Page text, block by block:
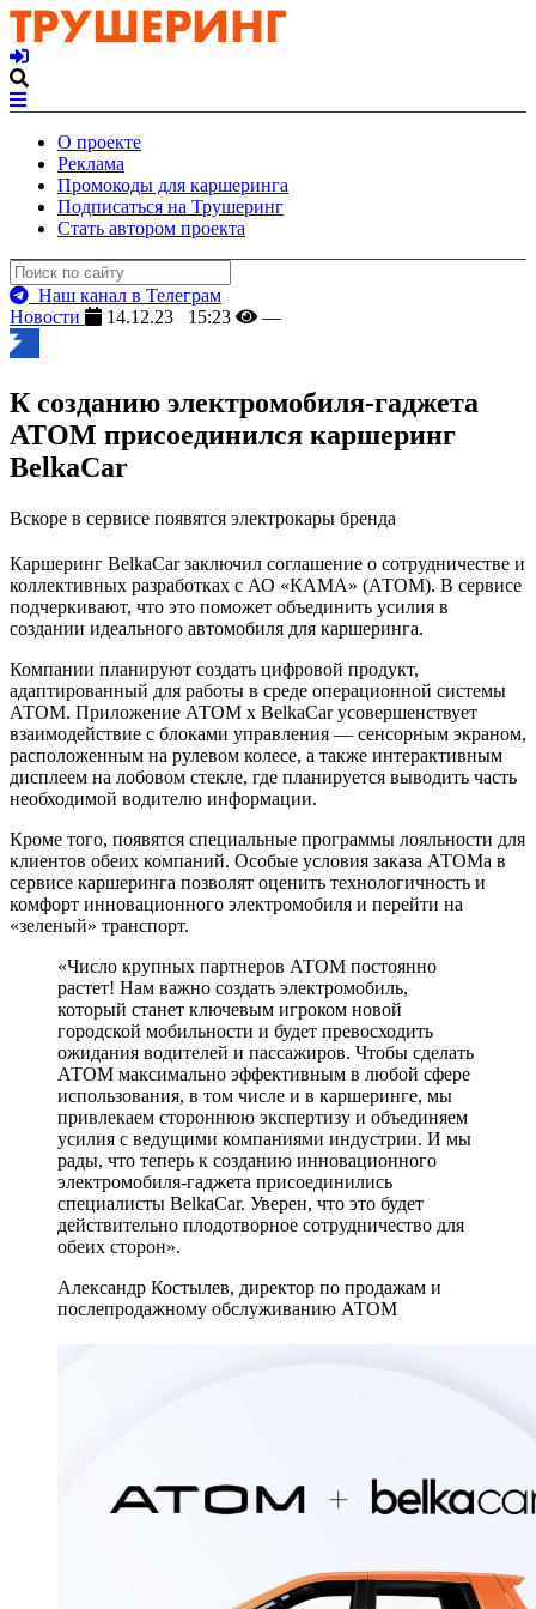
О проекте
Реклама
Промокоды для каршеринга
Подписаться на Трушеринг
Стать автором проекта
Наш канал в Телеграм
Новости
14.12.23 15:23 —
К созданию электромобиля-гаджета
АТОМ присоединился каршеринг
BelkaCar
Вскоре в сервисе появятся электрокары бренда
Каршеринг BelkaCar заключил соглашение о сотрудничестве и
коллективных разработках с АО «КАМА» (АТОМ). В сервисе
подчеркивают, что это поможет объединить усилия в
создании идеального автомобиля для каршеринга.
Компании планируют создать цифровой продукт,
адаптированный для работы в среде операционной системы
АТОМ. Приложение АТОМ х BelkaCar усовершенствует
взаимодействие с блоками управления — сенсорным экраном,
расположенным на рулевом колесе, а также интерактивным
дисплеем на лобовом стекле, где планируется выводить часть
необходимой водителю информации.
Кроме того, появятся специальные программы лояльности для
клиентов обеих компаний. Особые условия заказа АТОМа в
сервисе каршеринга позволят оценить технологичность и
комфорт инновационного электромобиля и перейти на
«зеленый» транспорт.
«Число крупных партнеров АТОМ постоянно
растет! Нам важно создать электромобиль,
который станет ключевым игроком новой
городской мобильности и будет превосходить
ожидания водителей и пассажиров. Чтобы сделать
АТОМ максимально эффективным в любой сфере
использования, в том числе и в каршеринге, мы
привлекаем стороннюю экспертизу и объединяем
усилия с ведущими компаниями индустрии. И мы
рады, что теперь к созданию инновационного
электромобиля-гаджета присоединились
специалисты BelkaCar. Уверен, что это будет
действительно плодотворное сотрудничество для
обеих сторон».
Александр Костылев, директор по продажам и
послепродажному обслуживанию АТОМ